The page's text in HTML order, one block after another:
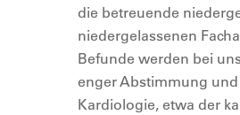
die betreuende
niedergelassenen
Befunde werden bei
enger Abstimmung
Kardiologie, etwa der